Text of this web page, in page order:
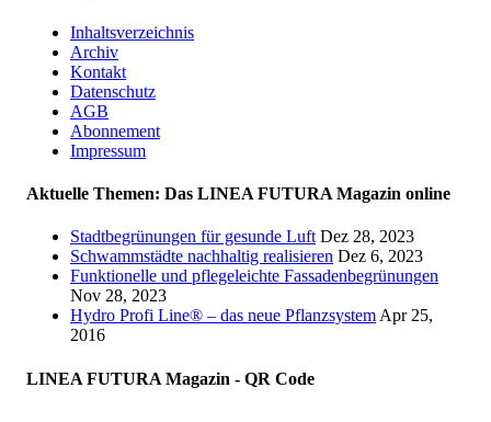
Inhaltsverzeichnis
Archiv
Kontakt
Datenschutz
AGB
Abonnement
Impressum
Aktuelle Themen: Das LINEA FUTURA Magazin online
Stadtbegrünungen für gesunde Luft Dez 28, 2023
Schwammstädte nachhaltig realisieren Dez 6, 2023
Funktionelle und pflegeleichte Fassadenbegrünungen
Nov 28, 2023
Hydro Profi Line® – das neue Pflanzsystem Apr 25,
2016
LINEA FUTURA Magazin - QR Code